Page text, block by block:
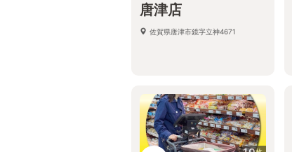
唐津店
佐賀県唐津市鏡字立神4671